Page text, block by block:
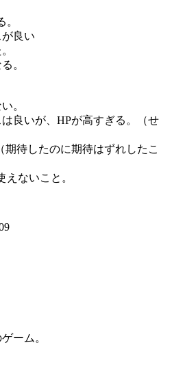
良い
。
。
良いが、HPが高すぎる。（せ
期待したのに期待はずれしたこ
ないこと。
ーム。